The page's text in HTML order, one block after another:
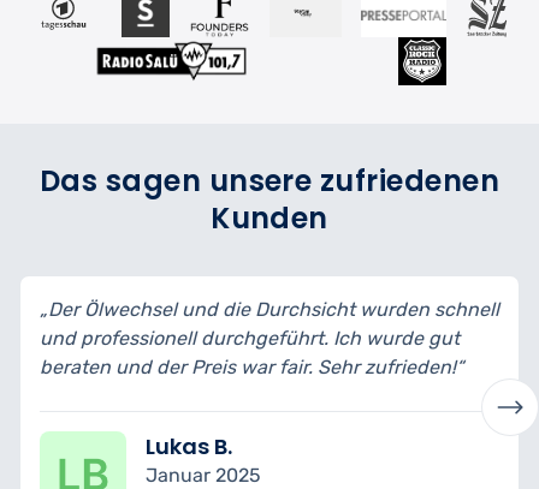
Das sagen unsere zufriedenen
Kunden
„Der Ölwechsel und die Durchsicht wurden schnell
und professionell durchgeführt. Ich wurde gut
beraten und der Preis war fair. Sehr zufrieden!“
Lukas B.
Januar 2025